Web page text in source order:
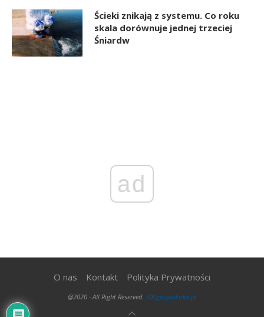
Ścieki znikają z systemu. Co roku
skala dorównuje jednej trzeciej
Śniardw
ad
O nas Kontakt Polityka Prywatności
@2020 - All Right Reserved. 300gospodarka.pl